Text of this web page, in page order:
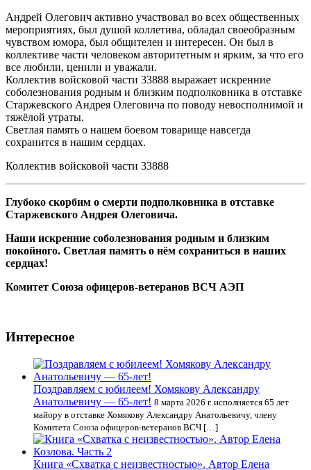
Андрей Олегович активно участвовал во всех общественных
мероприятиях, был душой коллетива, обладал своеобразным
чувством юмора, был общителен и интересен. Он был в
коллективе части человеком авторитетным и ярким, за что его
все любили, ценили и уважали.
Коллектив войсковой части 33888 выражает искренние
соболезнования родным и близким подполковника в отставке
Старжевского Андрея Олеговича по поводу невосполнимой и
тяжёлой утраты.
Светлая память о нашем боевом товарище навсегда
сохранится в нашим сердцах.
Коллектив войсковой части 33888
Глубоко скорбим о смерти подполковника в отставке
Старжевского Андрея Олеговича.
Наши искренние соболезнования родным и близким
покойного. Светлая память о нём сохраниться в наших
сердцах!
Комитет Союза офицеров-ветеранов ВСЧ АЭП
Интересное
Поздравляем с юбилеем! Хомякову Александру
Анатольевичу — 65-лет! 8 марта 2026 г. исполняется 65 лет
майору в отставке Хомякову Александру Анатольевичу, члену
Комитета Союза офицеров-ветеранов ВСЧ […]
Книга «Схватка с неизвестностью». Автор Елена